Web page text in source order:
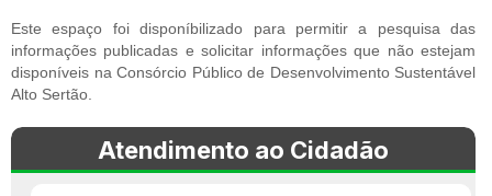
Este espaço foi disponíbilizado para permitir a pesquisa das
informações publicadas e solicitar informações que não estejam
disponíveis na Consórcio Público de Desenvolvimento Sustentável
Alto Sertão.
Atendimento ao Cidadão